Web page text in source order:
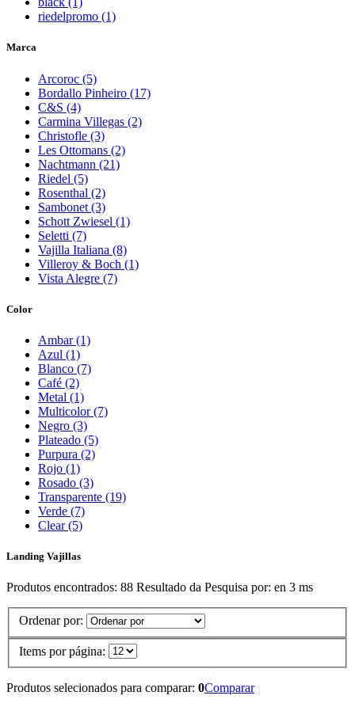
riedelpromo (1)
Marca
Arcoroc (5)
Bordallo Pinheiro (17)
C&S (4)
Carmina Villegas (2)
Christofle (3)
Les Ottomans (2)
Nachtmann (21)
Riedel (5)
Rosenthal (2)
Sambonet (3)
Schott Zwiesel (1)
Seletti (7)
Vajilla Italiana (8)
Villeroy & Boch (1)
Vista Alegre (7)
Color
Ambar (1)
Azul (1)
Blanco (7)
Café (2)
Metal (1)
Multicolor (7)
Negro (3)
Plateado (5)
Purpura (2)
Rojo (1)
Rosado (3)
Transparente (19)
Verde (7)
Clear (5)
Landing Vajillas
Produtos encontrados: 88 Resultado da Pesquisa por: en 3 ms
Ordenar por:
Items por página:
Produtos selecionados para comparar: 0Comparar